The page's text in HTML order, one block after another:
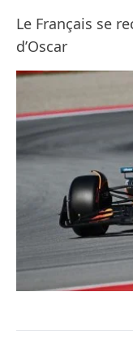
Le Français se
d’Oscar